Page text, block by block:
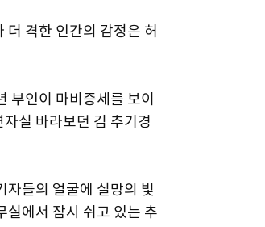
격한 인간의 감정은 허
부인이 마비증세를 보이
실 바라보던 김 추기경
자들의 얼굴에 실망의 빛
실에서 잠시 쉬고 있는 추